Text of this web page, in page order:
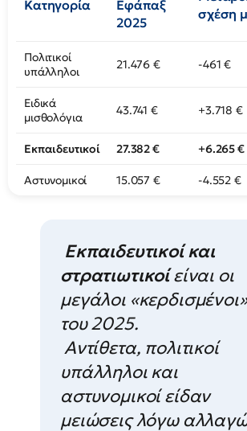
Κατηγορία
Εφάπαξ
2025
σχέση
Πολιτικοί
υπάλληλοι
21.476 € -461 €
Ειδικά
μισθολόγια
43.741 € +3.718 €
Εκπαιδευτικοί 27.382 € +6.265 €
Αστυνομικοί 15.057 € -4.552 €
Εκπαιδευτικοί και
στρατιωτικοίείναι οι
μεγάλοι «κερδισμένοι»
του 2025.
Αντίθετα, πολιτικοί
υπάλληλοι και
αστυνομικοί είδαν
μειώσεις λόγω